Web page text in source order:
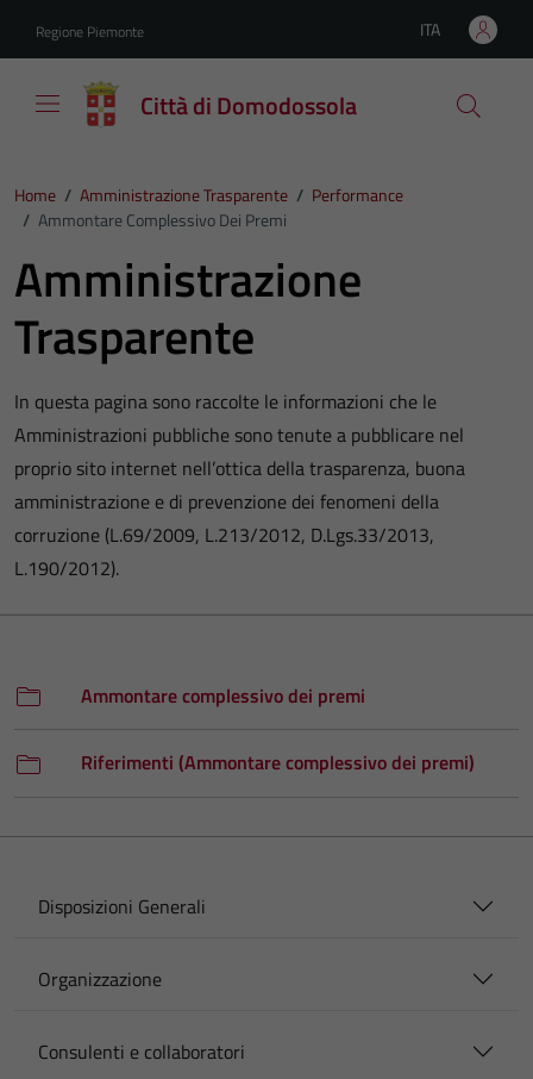
Regione Piemonte Lingua attiva:
ITA
Città di Domodossola
Home / Amministrazione Trasparente / Performance
/ Ammontare Complessivo Dei Premi
Amministrazione
Trasparente
In questa pagina sono raccolte le informazioni che le
Amministrazioni pubbliche sono tenute a pubblicare nel
proprio sito internet nell’ottica della trasparenza, buona
amministrazione e di prevenzione dei fenomeni della
corruzione (L.69/2009, L.213/2012, D.Lgs.33/2013,
L.190/2012).
Ammontare complessivo dei premi
Riferimenti (Ammontare complessivo dei premi)
Disposizioni Generali
Organizzazione
Consulenti e collaboratori